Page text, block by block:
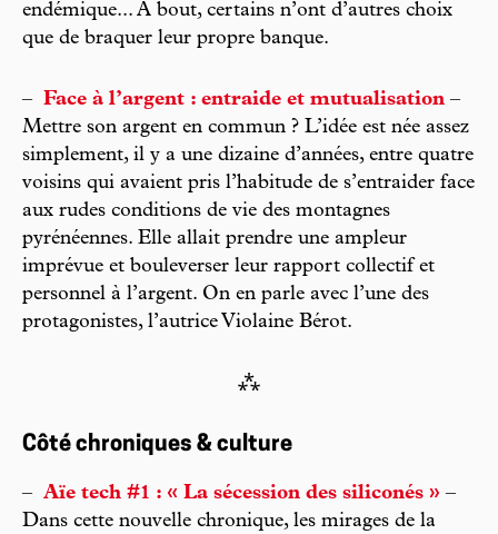
endémique... À bout, certains n’ont d’autres choix
que de braquer leur propre banque.
– Face à l’argent : entraide et mutualisation –
Mettre son argent en commun ? L’idée est née assez
simplement, il y a une dizaine d’années, entre quatre
voisins qui avaient pris l’habitude de s’entraider face
aux rudes conditions de vie des montagnes
pyrénéennes. Elle allait prendre une ampleur
imprévue et bouleverser leur rapport collectif et
personnel à l’argent. On en parle avec l’une des
protagonistes, l’autrice Violaine Bérot.
⁂
Côté chroniques & culture
– Aïe tech #1 : « La sécession des siliconés » –
Dans cette nouvelle chronique, les mirages de la